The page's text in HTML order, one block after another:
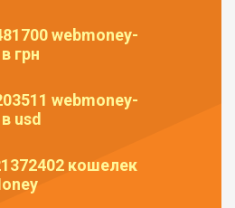
webmoney-
грн
webmoney-
usd
кошелек